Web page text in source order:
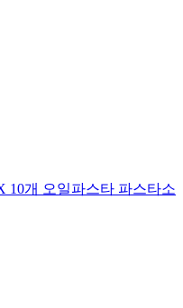
10개 오일파스타 파스타소